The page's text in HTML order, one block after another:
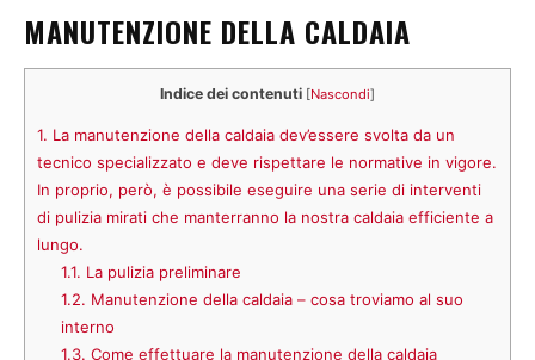
MANUTENZIONE DELLA CALDAIA
Indice dei contenuti [Nascondi]
1. La manutenzione della caldaia dev’essere svolta da un
tecnico specializzato e deve rispettare le normative in vigore.
In proprio, però, è possibile eseguire una serie di interventi
di pulizia mirati che manterranno la nostra caldaia efficiente a
lungo.
1.1. La pulizia preliminare
1.2. Manutenzione della caldaia – cosa troviamo al suo
interno
1.3. Come effettuare la manutenzione della caldaia